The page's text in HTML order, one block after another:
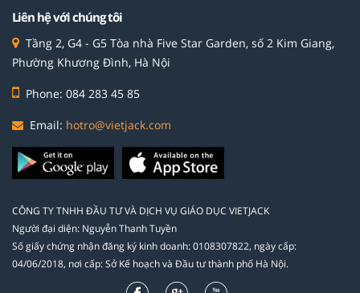
Liên hệ với chúng tôi
Tầng 2, G4 - G5 Tòa nhà Five Star Garden, số 2 Kim Giang,
Phường Khương Đình, Hà Nội
Phone: 084 283 45 85
Email: hotro@vietjack.com
CÔNG TY TNHH ĐẦU TƯ VÀ DỊCH VỤ GIÁO DỤC VIETJACK
Người đại diện: Nguyễn Thanh Tuyền
Số giấy chứng nhận đăng ký kinh doanh: 0108307822, ngày cấp:
04/06/2018, nơi cấp: Sở Kế hoạch và Đầu tư thành phố Hà Nội.